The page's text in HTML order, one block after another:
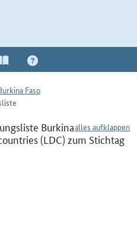
Faso
alles aufklappen
Burkina
(LDC) zum Stichtag